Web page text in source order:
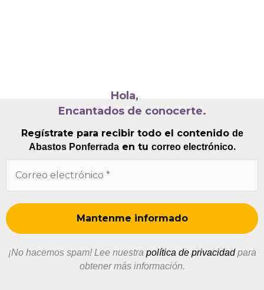
Hola,
Encantados de conocerte.
Regístrate para recibir todo el contenido de
Abastos Ponferradaen tu correo electrónico.
¡No hacemos spam! Lee nuestra política de privacidadpara
obtener más información.